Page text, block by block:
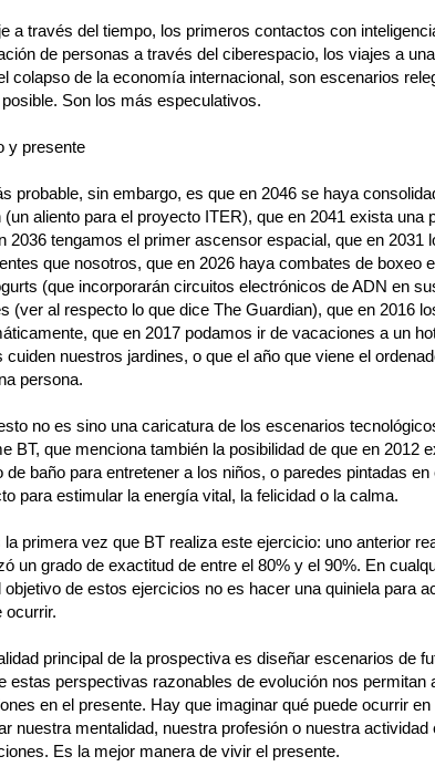
a través del tiempo, los primeros contactos con
de personas a través del ciberespacio, los viajes a
colapso de la economía internacional, son escenarios
Son los más especulativos.
y presente
probable, sin embargo, es que en 2046 se haya
(un aliento para el proyecto ITER), que en 2041 exista una
2036 tengamos el primer ascensor espacial, que en 2031
que nosotros, que en 2026 haya combates de boxeo
(que incorporarán circuitos electrónicos de ADN en
(ver al respecto lo que dice The Guardian), que en 2016
que en 2017 podamos ir de vacaciones a un
cuiden nuestros jardines, o que el año que viene el
persona.
no es sino una caricatura de los escenarios
BT, que menciona también la posibilidad de que en 2012
de baño para entretener a los niños, o paredes pintadas
para estimular la energía vital, la felicidad o la calma.
la primera vez que BT realiza este ejercicio: uno anterior
un grado de exactitud de entre el 80% y el 90%. En
objetivo de estos ejercicios no es hacer una quiniela para
ocurrir.
principal de la prospectiva es diseñar escenarios de
estas perspectivas razonables de evolución nos permitan
en el presente. Hay que imaginar qué puede ocurrir
nuestra mentalidad, nuestra profesión o nuestra
Es la mejor manera de vivir el presente.